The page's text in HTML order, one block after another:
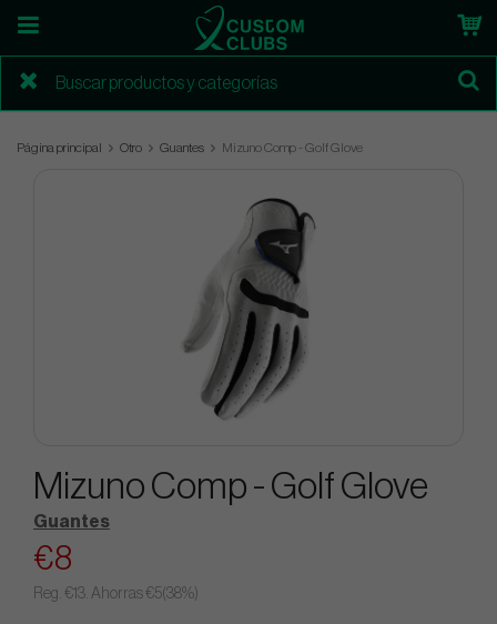
Página principal Otro Guantes Mizuno Comp - Golf Glove
Mizuno Comp - Golf Glove
Guantes
€8
Reg. €13. Ahorras €5(38%)